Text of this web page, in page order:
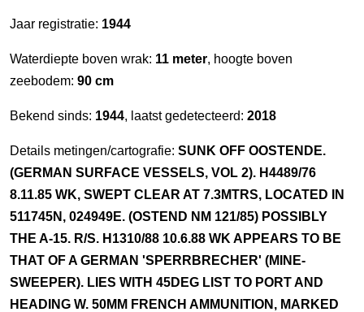
Jaar registratie: 1944
Waterdiepte boven wrak: 11 meter, hoogte boven
zeebodem: 90 cm
Bekend sinds: 1944, laatst gedetecteerd: 2018
Details metingen/cartografie: SUNK OFF OOSTENDE.
(GERMAN SURFACE VESSELS, VOL 2). H4489/76
8.11.85 WK, SWEPT CLEAR AT 7.3MTRS, LOCATED IN
511745N, 024949E. (OSTEND NM 121/85) POSSIBLY
THE A-15. R/S. H1310/88 10.6.88 WK APPEARS TO BE
THAT OF A GERMAN 'SPERRBRECHER' (MINE-
SWEEPER). LIES WITH 45DEG LIST TO PORT AND
HEADING W. 50MM FRENCH AMMUNITION, MARKED